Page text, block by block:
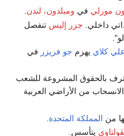
مورلي في ومبلدون، لندن.
داخلي. جزر إليس تنفصل
كلاي يهزم جو فريزر في
بالحقوق المشروعة للشعب
الانسحاب من الأراضي العربية
من المملكة المتحدة
يتأسس.